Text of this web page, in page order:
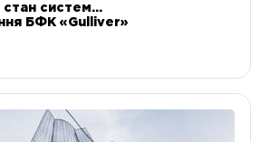
систем
БФК «Gulliver»